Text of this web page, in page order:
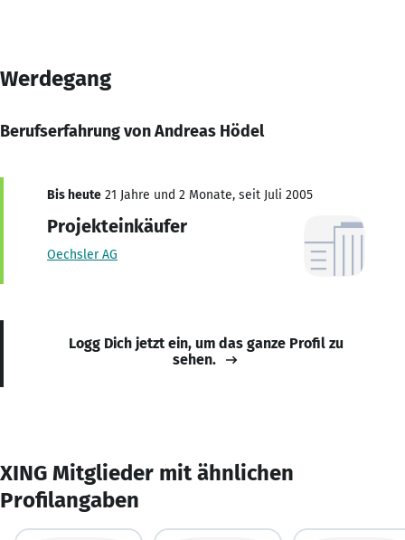
Werdegang
Berufserfahrung von Andreas Hödel
Bis heute 21 Jahre und 2 Monate, seit Juli 2005
Projekteinkäufer
Oechsler AG
Logg Dich jetzt ein, um das ganze Profil zu
sehen.
XING Mitglieder mit ähnlichen
Profilangaben